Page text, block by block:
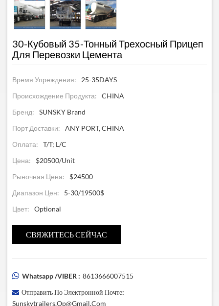
30-Кубовый 35-Тонный Трехосный Прицеп
Для Перевозки Цемента
Время Упреждения:
25-35DAYS
Происхождение Продукта:
CHINA
Бренд:
SUNSKY Brand
Порт Доставки:
ANY PORT, CHINA
Оплата:
T/T; L/C
Цена:
$20500/Unit
Рыночная Цена:
$24500
Диапазон Цен:
5-30/19500$
Цвет:
Optional
СВЯЖИТЕСЬ СЕЙЧАС
Whatsapp /VIBER : 8613666007515
Отправить По Электронной Почте:
Sunskytrailers.op@gmail.com